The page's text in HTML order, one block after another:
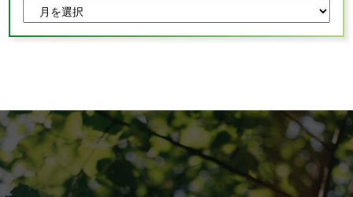
TOPPAGE 採用情報
会社概要